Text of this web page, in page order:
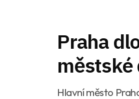
Praha
městské
Hlavní město